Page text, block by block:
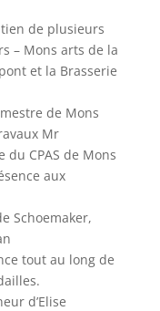
de plusieurs
– Mons arts de la
et la Brasserie
de Mons
Mr
CPAS de Mons
aux
Schoemaker,
tout au long de
d’Elise